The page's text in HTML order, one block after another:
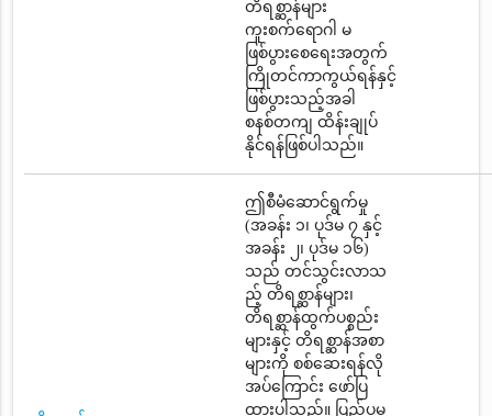
တိရစ္ဆာန်များ
ကူးစက်ရောဂါ မ
ဖြစ်ပွားစေရေးအတွက်
ကြိုတင်ကာကွယ်ရန်နှင့်
ဖြစ်ပွားသည့်အခါ
စနစ်တကျ ထိန်းချုပ်
နိုင်ရန်ဖြစ်ပါသည်။
ဤစီမံဆောင်ရွက်မှု
(အခန်း ၁၊ ပုဒ်မ ၇ နှင့်
အခန်း ၂၊ ပုဒ်မ ၁၆)
သည် တင်သွင်းလာသ
ည့် တိရစ္ဆာန်များ၊
တိရစ္ဆာန်ထွက်ပစ္စည်း
များနှင့် တိရစ္ဆာန်အစာ
များကို စစ်ဆေးရန်လို
အပ်ကြောင်း ဖော်ပြ
ထားပါသည်။ ပြည်ပမှ